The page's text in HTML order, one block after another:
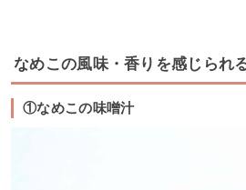
なめこの風味・香りを感じられ
①なめこの味噌汁